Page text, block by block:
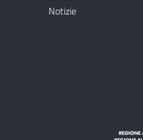
Notizie